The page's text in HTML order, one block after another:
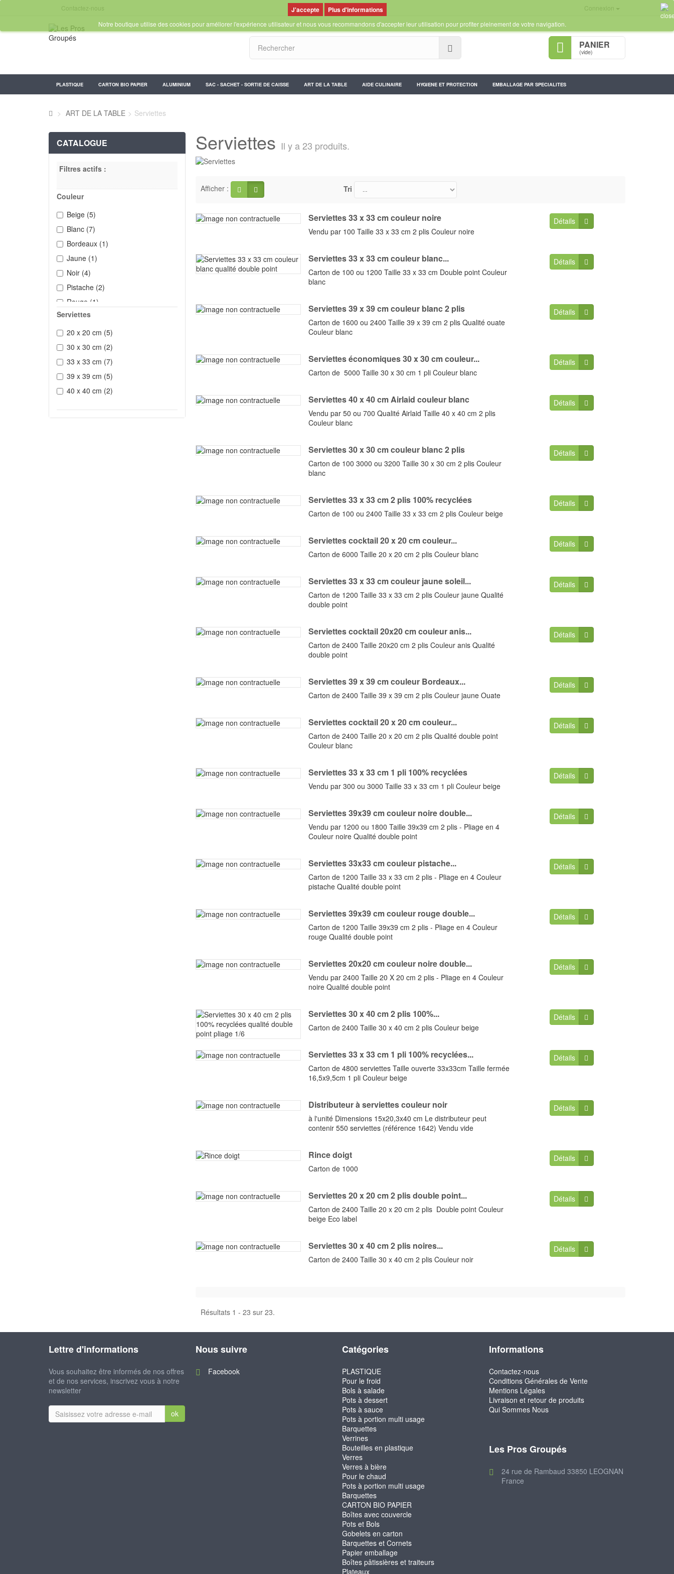
Connexion
Contactez-nous
PANIER
(vide)
PLASTIQUE CARTON BIO PAPIER ALUMINIUM SAC - SACHET - SORTIE DE CAISSE ART DE LA TABLE AIDE CULINAIRE HYGIENE ET PROTECTION EMBALLAGE PAR SPECIALITES
Plus d'informations
Notre boutique utilise des cookies pour améliorer l'expérience utilisateur et nous vous recommandons d'accepter leur utilisation pour profiter pleinement de votre navigation.
> ART DE LA TABLE > Serviettes
CATALOGUE
Filtres actifs :
Couleur
Beige (5)
Blanc (7)
Bordeaux (1)
Jaune (1)
Noir (4)
Pistache (2)
Rouge (1)
Serviettes
20 x 20 cm (5)
30 x 30 cm (2)
33 x 33 cm (7)
39 x 39 cm (5)
40 x 40 cm (2)
Serviettes Il y a 23 produits.
Afficher : Tri
Serviettes 33 x 33 cm couleur noire
Vendu par 100 Taille 33 x 33 cm 2 plis Couleur noire
Détails
Serviettes 33 x 33 cm couleur blanc...
Carton de 100 ou 1200 Taille 33 x 33 cm Double point Couleur
blanc
Détails
Serviettes 39 x 39 cm couleur blanc 2 plis
Carton de 1600 ou 2400 Taille 39 x 39 cm 2 plis Qualité ouate
Couleur blanc
Détails
Serviettes économiques 30 x 30 cm couleur...
Carton de 5000 Taille 30 x 30 cm 1 pli Couleur blanc
Détails
Serviettes 40 x 40 cm Airlaid couleur blanc
Vendu par 50 ou 700 Qualité Airlaid Taille 40 x 40 cm 2 plis
Couleur blanc
Détails
Serviettes 30 x 30 cm couleur blanc 2 plis
Carton de 100 3000 ou 3200 Taille 30 x 30 cm 2 plis Couleur
blanc
Détails
Serviettes 33 x 33 cm 2 plis 100% recyclées
Carton de 100 ou 2400 Taille 33 x 33 cm 2 plis Couleur beige
Détails
Serviettes cocktail 20 x 20 cm couleur...
Carton de 6000 Taille 20 x 20 cm 2 plis Couleur blanc
Détails
Serviettes 33 x 33 cm couleur jaune soleil...
Carton de 1200 Taille 33 x 33 cm 2 plis Couleur jaune Qualité
double point
Détails
Serviettes cocktail 20x20 cm couleur anis...
Carton de 2400 Taille 20x20 cm 2 plis Couleur anis Qualité
double point
Détails
Serviettes 39 x 39 cm couleur Bordeaux...
Carton de 2400 Taille 39 x 39 cm 2 plis Couleur jaune Ouate
Détails
Serviettes cocktail 20 x 20 cm couleur...
Carton de 2400 Taille 20 x 20 cm 2 plis Qualité double point
Couleur blanc
Détails
Serviettes 33 x 33 cm 1 pli 100% recyclées
Vendu par 300 ou 3000 Taille 33 x 33 cm 1 pli Couleur beige
Détails
Serviettes 39x39 cm couleur noire double...
Vendu par 1200 ou 1800 Taille 39x39 cm 2 plis - Pliage en 4
Couleur noire Qualité double point
Détails
Serviettes 33x33 cm couleur pistache...
Carton de 1200 Taille 33 x 33 cm 2 plis - Pliage en 4 Couleur
pistache Qualité double point
Détails
Serviettes 39x39 cm couleur rouge double...
Carton de 1200 Taille 39x39 cm 2 plis - Pliage en 4 Couleur
rouge Qualité double point
Détails
Serviettes 20x20 cm couleur noire double...
Vendu par 2400 Taille 20 X 20 cm 2 plis - Pliage en 4 Couleur
noire Qualité double point
Détails
Serviettes 30 x 40 cm 2 plis 100%...
Carton de 2400 Taille 30 x 40 cm 2 plis Couleur beige
Détails
Serviettes 33 x 33 cm 1 pli 100% recyclées...
Carton de 4800 serviettes Taille ouverte 33x33cm Taille fermée
16,5x9,5cm 1 pli Couleur beige
Détails
Distributeur à serviettes couleur noir
à l'unité Dimensions 15x20,3x40 cm Le distributeur peut
contenir 550 serviettes (référence 1642) Vendu vide
Détails
Rince doigt
Carton de 1000
Détails
Serviettes 20 x 20 cm 2 plis double point...
Carton de 2400 Taille 20 x 20 cm 2 plis Double point Couleur
beige Eco label
Détails
Serviettes 30 x 40 cm 2 plis noires...
Carton de 2400 Taille 30 x 40 cm 2 plis Couleur noir
Détails
Résultats 1 - 23 sur 23.
Lettre d'informations
Vous souhaitez être informés de nos offres
et de nos services, inscrivez vous à notre
newsletter
ok
Nous suivre
Facebook
Catégories
PLASTIQUE
Pour le froid
Bols à salade
Pots à dessert
Pots à sauce
Pots à portion multi usage
Barquettes
Verrines
Bouteilles en plastique
Verres
Verres à bière
Pour le chaud
Pots à portion multi usage
Barquettes
CARTON BIO PAPIER
Boîtes avec couvercle
Pots et Bols
Gobelets en carton
Barquettes et Cornets
Papier emballage
Boîtes pâtissières et traiteurs
Plateaux
Informations
Contactez-nous
Conditions Générales de Vente
Mentions Légales
Livraison et retour de produits
Qui Sommes Nous
Les Pros Groupés
24 rue de Rambaud 33850 LEOGNAN
France